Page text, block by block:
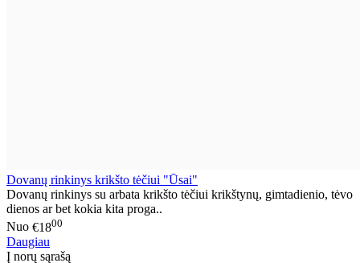
Dovanų rinkinys krikšto tėčiui "Ūsai"
Dovanų rinkinys su arbata krikšto tėčiui krikštynų, gimtadienio, tėvo
dienos ar bet kokia kita proga..
Nuo €1800
Daugiau
Į norų sąrašą